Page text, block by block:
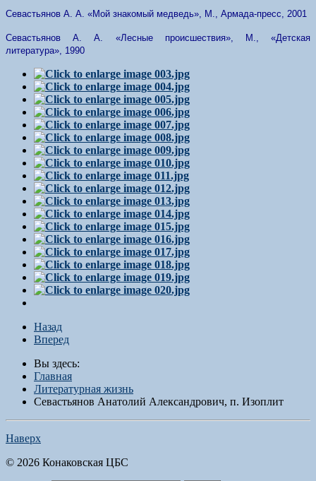
Севастьянов А. А. «Мой знакомый медведь», М., Армада-пресс, 2001
Севастьянов А. А. «Лесные происшествия», М., «Детская
литература», 1990
Назад
Вперед
Вы здесь:
Главная
Литературная жизнь
Севастьянов Анатолий Александрович, п. Изоплит
Наверх
© 2026 Конаковская ЦБС